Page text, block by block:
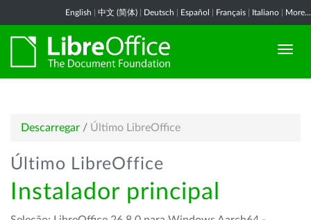
English 中文 (简体) Deutsch Español Français Italiano More...
Descarregar / Último LibreOffice
Último LibreOffice
Instalador principal